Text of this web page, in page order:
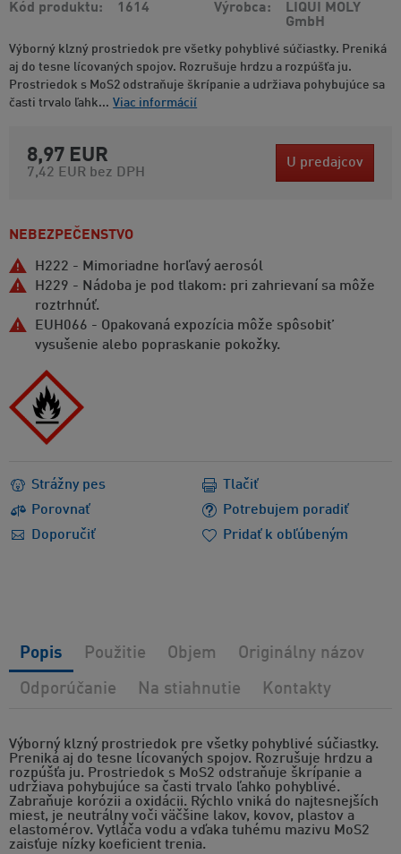
Kód produktu 1614 Výrobca
LIQUI MOLY
GmbH
Výborný klzný prostriedok pre všetky pohyblivé súčiastky. Preniká
aj do tesne lícovaných spojov. Rozrušuje hrdzu a rozpúšťa ju.
Prostriedok s MoS2 odstraňuje škrípanie a udržiava pohybujúce sa
časti trvalo ľahk... Viac informácií
8,97 EUR
7,42 EUR bez DPH
U predajcov
H222 - Mimoriadne horľavý aerosól
H229 - Nádoba je pod tlakom: pri zahrievaní sa môže
roztrhnúť.
EUH066 - Opakovaná expozícia môže spôsobit’
vysušenie alebo popraskanie pokožky.
NEBEZPEČENSTVO
Strážny pes
Porovnať
Potrebujem poradiť
Doporučiť
Tlačiť
Pridať k obľúbeným
Výborný klzný prostriedok pre všetky pohyblivé súčiastky.
Preniká aj do tesne lícovaných spojov. Rozrušuje hrdzu a
rozpúšťa ju. Prostriedok s MoS2 odstraňuje škrípanie a
udržiava pohybujúce sa časti trvalo ľahko pohyblivé.
Zabraňuje korózii a oxidácii. Rýchlo vniká do najtesnejších
miest, je neutrálny voči väčšine lakov, kovov, plastov a
elastomérov. Vytláča vodu a vďaka tuhému mazivu MoS2
zaisťuje nízky koeficient trenia.
Popis Použitie Objem Originálny názov
Odporúčanie Na stiahnutie Kontakty